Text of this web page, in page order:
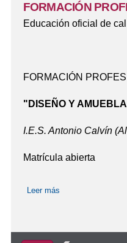
FORMACIÓN
Educación oficial de
FORMACIÓN
"DISEÑO Y
I.E.S. Antonio Calvín
Matrícula abierta
Leer más